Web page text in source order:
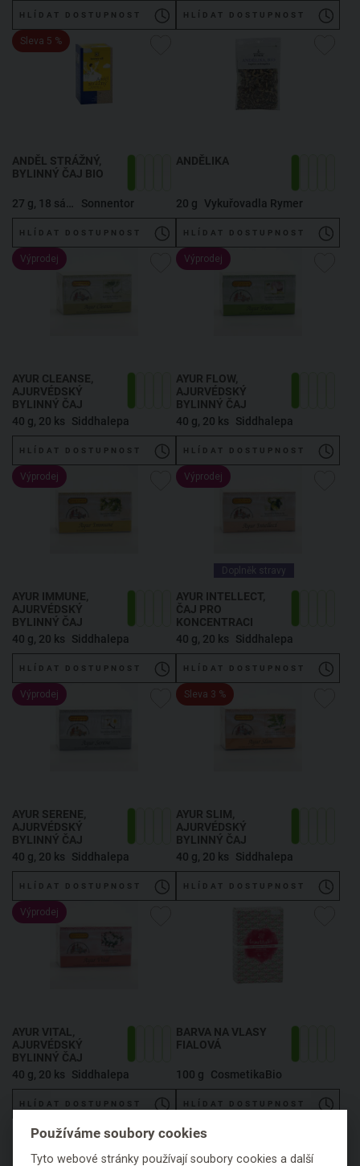
HLÍDAT DOSTUPNOST HLÍDAT DOSTUPNOST
Sleva 5 %
ANDĚL STRÁŽNÝ,
BYLINNÝ ČAJ BIO
Sonnentor
HLÍDAT DOSTUPNOST
ANDĚLIKA
20 g Vykuřovadla Rymer
HLÍDAT DOSTUPNOST
Výprodej
AYUR CLEANSE,
AJURVÉDSKÝ
BYLINNÝ ČAJ
40 g, 20 ks
Siddhalepa
HLÍDAT DOSTUPNOST
Výprodej
AYUR FLOW,
AJURVÉDSKÝ
BYLINNÝ ČAJ
40 g, 20 ks
Siddhalepa
HLÍDAT DOSTUPNOST
Výprodej
AYUR IMMUNE,
AJURVÉDSKÝ
BYLINNÝ ČAJ
40 g, 20 ks
Siddhalepa
HLÍDAT DOSTUPNOST
Výprodej
Doplněk stravy
AYUR INTELLECT,
ČAJ PRO
KONCENTRACI
40 g, 20 ks
Siddhalepa
HLÍDAT DOSTUPNOST
Výprodej
AYUR SERENE,
AJURVÉDSKÝ
BYLINNÝ ČAJ
40 g, 20 ks
Siddhalepa
HLÍDAT DOSTUPNOST
Sleva 3 %
AYUR SLIM,
AJURVÉDSKÝ
BYLINNÝ ČAJ
40 g, 20 ks
Siddhalepa
HLÍDAT DOSTUPNOST
Výprodej
AYUR VITAL,
AJURVÉDSKÝ
BYLINNÝ ČAJ
40 g, 20 ks
Siddhalepa
HLÍDAT DOSTUPNOST
BARVA NA VLASY
FIALOVÁ
100 g CosmetikaBio
HLÍDAT DOSTUPNOST
Používáme soubory cookies
Tyto webové stránky používají soubory cookies a další